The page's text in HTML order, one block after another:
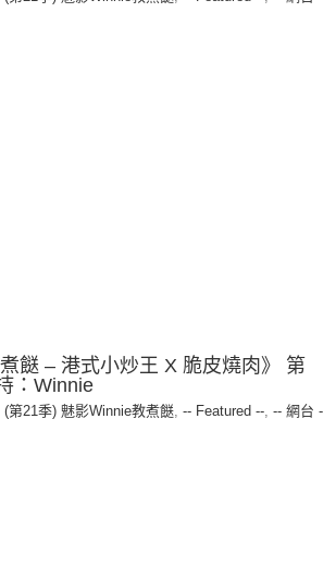
餸 – 港式小炒王 X 脆皮燒肉》 第
：Winnie
(第21季) 魅影Winnie教煮餸, -- Featured --, -- 網台 -